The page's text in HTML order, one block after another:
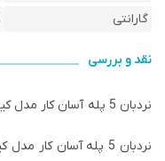
گارانتی
نقد و بررسی
نردبان 5 پله آسان کار مدل کیهان
نردبان 5 پله آسان